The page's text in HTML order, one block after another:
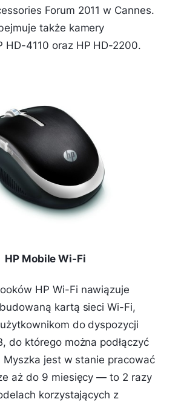
Forum 2011 w Cannes.
także kamery
HD-4110 oraz HP HD-2200.
HP Mobile Wi-Fi
HP Wi-Fi nawiązuje
kartą sieci Wi-Fi,
do dyspozycji
do którego można podłączyć
Myszka jest w stanie pracować
aż do 9 miesięcy — to 2 razy
korzystających z